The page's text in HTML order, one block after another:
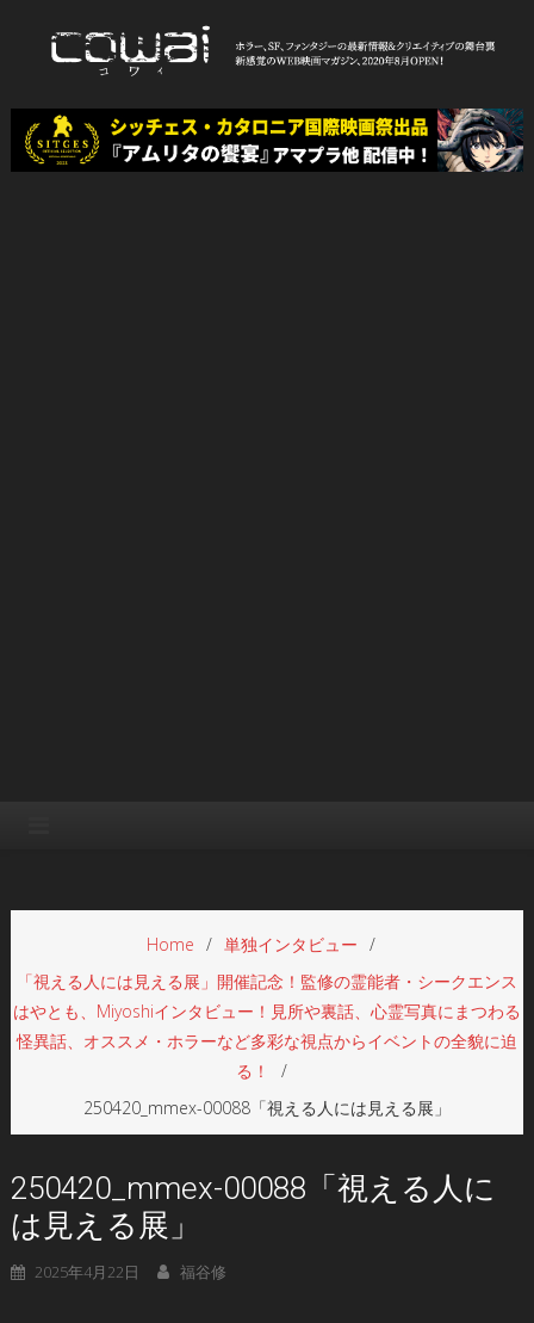
WEB映画マガジン「cowai コ
ワイ」
Home
単独インタビュー
「視える人には見える展」開催記念！監修の霊能者・シークエンス
はやとも、Miyoshiインタビュー！見所や裏話、心霊写真にまつわる
怪異話、オススメ・ホラーなど多彩な視点からイベントの全貌に迫
る！
250420_mmex-00088「視える人には見える展」
250420_mmex-00088「視える人に
は見える展」
2025年4月22日 福谷修